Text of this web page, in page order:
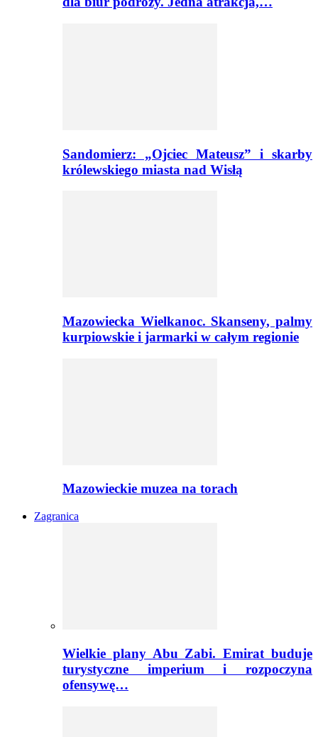
Sandomierz: „Ojciec Mateusz” i skarby
królewskiego miasta nad Wisłą
Mazowiecka Wielkanoc. Skanseny, palmy
kurpiowskie i jarmarki w całym regionie
Mazowieckie muzea na torach
Zagranica
Wielkie plany Abu Zabi. Emirat buduje
turystyczne imperium i rozpoczyna
ofensywę…